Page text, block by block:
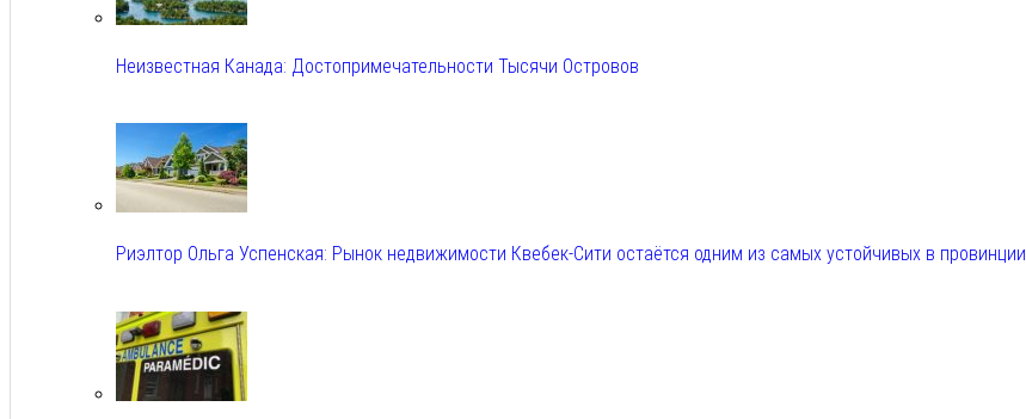
Неизвестная Канада: Достопримечательности Тысячи Островов
Риэлтор Ольга Успенская: Рынок недвижимости Квебек-Сити остаётся одним из самых устойчивых в провинции